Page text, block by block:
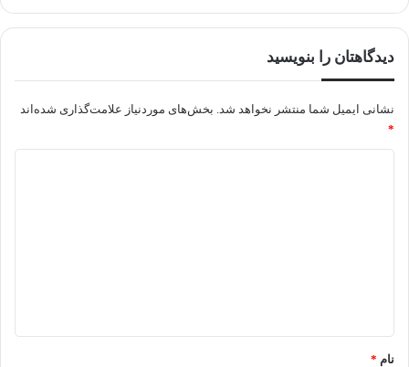
دیدگاهتان را بنویسید
نشانی ایمیل شما منتشر نخواهد شد. بخش‌های موردنیاز علامت‌گذاری شده‌اند
*
نام *